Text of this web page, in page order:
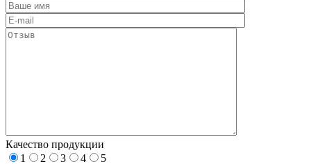
Качество продукции
1
2 3 4
5